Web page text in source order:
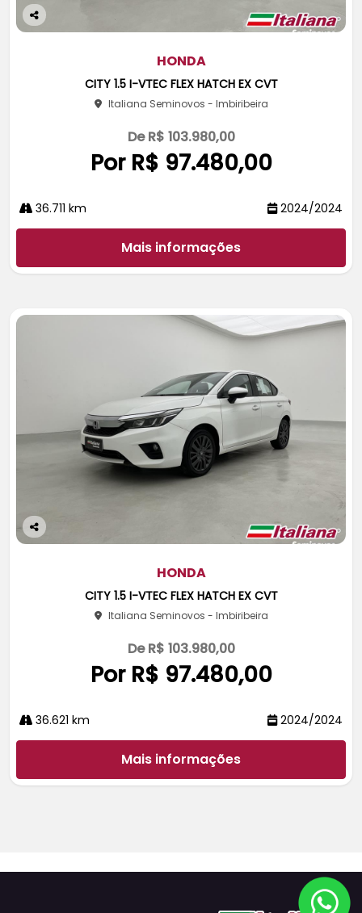
Co
HONDA
CITY 1.5 I-VTEC FLEX HATCH EX CVT
Italiana Seminovos - Imbiribeira
De R$ 103.980,00
Por R$ 97.480,00
36.711 km 2024/2024
Mais informações
Co
HONDA
CITY 1.5 I-VTEC FLEX HATCH EX CVT
Italiana Seminovos - Imbiribeira
De R$ 103.980,00
Por R$ 97.480,00
36.621 km 2024/2024
Mais informações